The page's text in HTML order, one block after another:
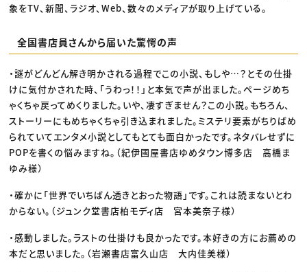
象をTV、新聞、ラジオ、Web、数々のメディアが取り上げている。
全国書店員さんから届いた驚愕の声
・謎がどんどん解き明かされる過程でこの小説、もしや…？とその仕掛
けに気付かされた時、「うわっ！！」と本気で声が出ました。ページめち
ゃくちゃ戻ってめくりました。いや、凄すぎません？この小説。もちろん、
ストーリーにもめちゃくちゃ引き込まれました。ミステリ要素がちりばめ
られていてエンタメ小説としてもとても面白かったです。ネタバレせずに
POPを書くの悩みますね。（紀伊國屋書店ゆめタウン博多店 高橋ま
ゆみ様）
・確かに「世界でいちばん透きとおった物語」です。これは読まないとわ
からない。（ジュンク堂書店柏モディ店 宮本美奈子様）
・感動しました。ラストの仕掛けも良かったです。本好きの方にお薦めの
本だと思いました。（岩瀬書店富久山店 大内佳美様）